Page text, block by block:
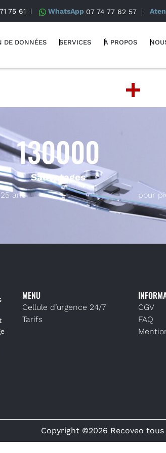
75 61 WhatsApp 07 74 77 62 57
DE DONNÉES SERVICES À PROPOS
Sauvetages
130000
ans pour
MENU
Cellule d’urgence 24/7
Tarifs
CGV
FAQ
Copyright ©2026 Recoveo